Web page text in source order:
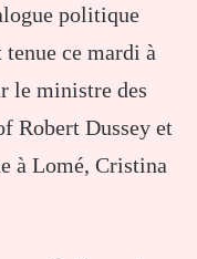
politique
tenue ce mardi à
le ministre des
Robert Dussey et
à Lomé, Cristina